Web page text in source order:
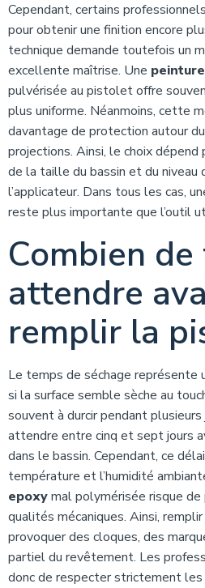
Cependant, certains
pour obtenir une finition encore
technique demande toutefois un
excellente maîtrise. Une
pulvérisée au pistolet offre
plus uniforme. Néanmoins, cette
davantage de protection autour
projections. Ainsi, le choix
de la taille du bassin et du niveau
l’applicateur. Dans tous les cas,
reste plus importante que l’outil
Combien
attendre
remplir la
Le temps de séchage représente
si la surface semble sèche au
souvent à durcir pendant
attendre entre cinq et sept jours
dans le bassin. Cependant, ce
température et l’humidité
epoxymal polymérisée risque
qualités mécaniques. Ainsi,
provoquer des cloques, des
partiel du revêtement. Les
donc de respecter strictement les